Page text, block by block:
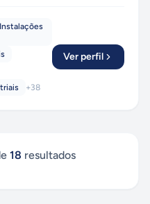
+38
Ver perfil
18 resultados